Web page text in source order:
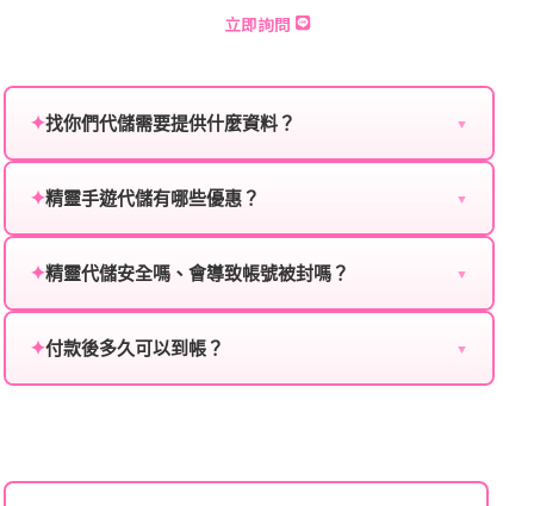
立即詢問
✦找你們代儲需要提供什麼資料？ ▼
服：
✦精靈手遊代儲有哪些優惠？ ▼
贈送、大額儲值優惠及節日限定活動，儲值最低6折
✦精靈代儲安全嗎、會導致帳號被封嗎？ ▼
單，不使用外掛程式、非法點數或異常儲值管道。您獲
✦付款後多久可以到帳？ ▼
可直接聯絡客服查詢訂單進度。